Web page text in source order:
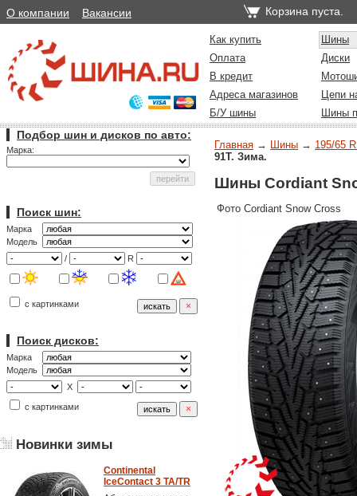
О компании Вакансии Корзина пуста.
Как купить
Шины
Оплата
Диски
В кредит
Адреса магазинов
Цепи
Б/У шины
Шины
Подбор шин и дисков по авто:
Марка:
Поиск шин:
Марка
Модель
/
R
с картинками
Поиск дисков:
Марка
Модель
X
с картинками
Новинки зимы
Continental
IceContact 3 TA/TR
Главная → Шины → 195/65
91T. Зима.
Шины Cordiant
Фото Cordiant Snow Cross